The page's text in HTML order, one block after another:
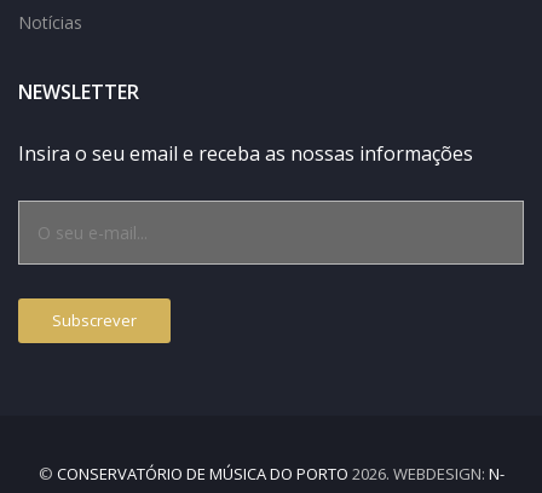
Notícias
NEWSLETTER
Insira o seu email e receba as nossas informações
© CONSERVATÓRIO DE MÚSICA DO PORTO 2026. WEBDESIGN: N-